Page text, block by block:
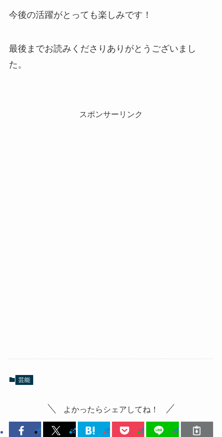
今後の活躍がとっても楽しみです！
最後までお読みくださりありがとうございまし
た。
スポンサーリンク
芸能
よかったらシェアしてね！